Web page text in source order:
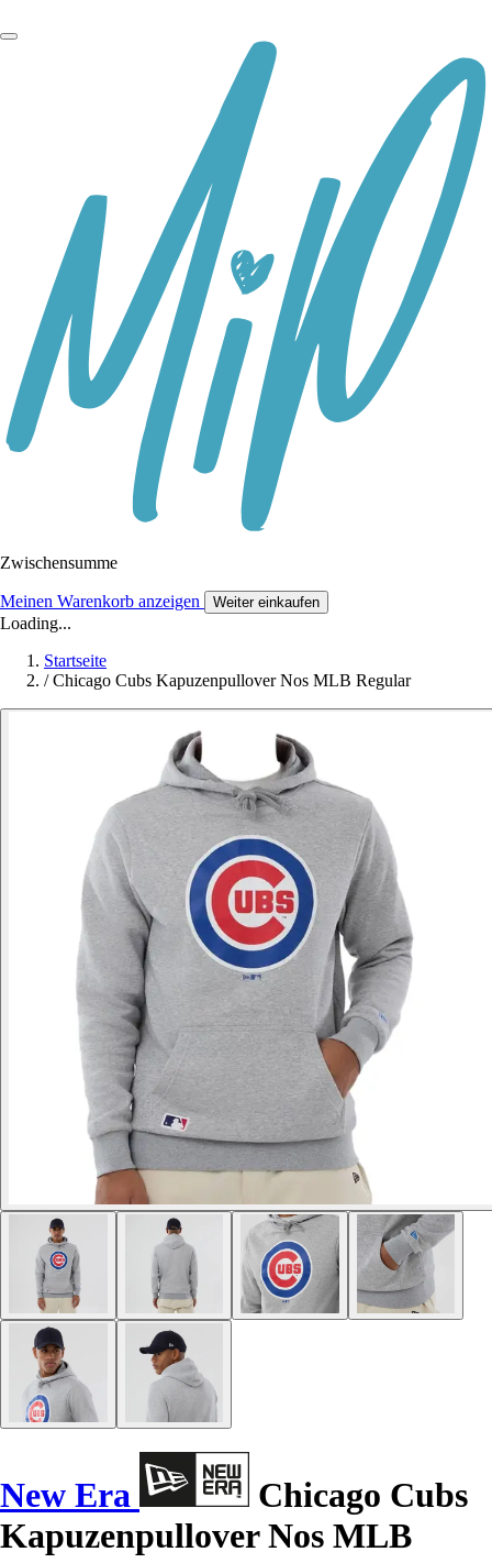
Zwischensumme
Meinen Warenkorb anzeigen Weiter einkaufen
Loading...
Startseite
/ Chicago Cubs Kapuzenpullover Nos MLB Regular
New Era
Chicago Cubs
Kapuzenpullover Nos MLB